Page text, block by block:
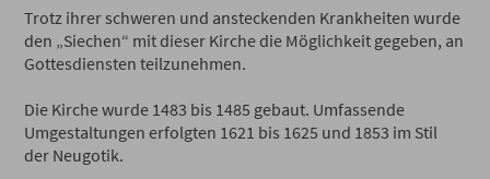
Trotz ihrer schweren und ansteckenden Krankheiten wurde
den „Siechen“ mit dieser Kirche die Möglichkeit gegeben, an
Gottesdiensten teilzunehmen.
Die Kirche wurde 1483 bis 1485 gebaut. Umfassende
Umgestaltungen erfolgten 1621 bis 1625 und 1853 im Stil
der Neugotik.